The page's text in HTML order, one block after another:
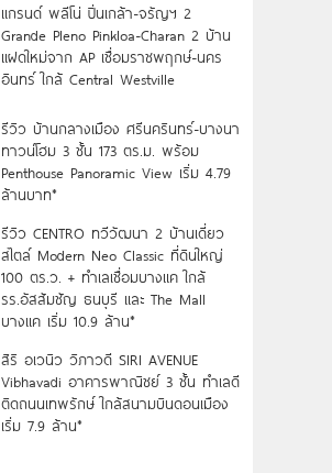
แกรนด์ พลีโน่ ปิ่นเกล้า-จรัญฯ 2
Grande Pleno Pinkloa-Charan 2 บ้าน
แฝดใหม่จาก AP เชื่อมราชพฤกษ์-นคร
อินทร์ ใกล้ Central Westville
รีวิว บ้านกลางเมือง ศรีนครินทร์-บางนา
ทาวน์โฮม 3 ชั้น 173 ตร.ม. พร้อม
Penthouse Panoramic View เริ่ม 4.79
ล้านบาท*
รีวิว CENTRO ทวีวัฒนา 2 บ้านเดี่ยว
สไตล์ Modern Neo Classic ที่ดินใหญ่
100 ตร.ว. + ทำเลเชื่อมบางแค ใกล้
รร.อัสสัมชัญ ธนบุรี และ The Mall
บางแค เริ่ม 10.9 ล้าน*
สิริ อเวนิว วิภาวดี SIRI AVENUE
Vibhavadi อาคารพาณิชย์ 3 ชั้น ทำเลดี
ติดถนนเทพรักษ์ ใกล้สนามบินดอนเมือง
เริ่ม 7.9 ล้าน*